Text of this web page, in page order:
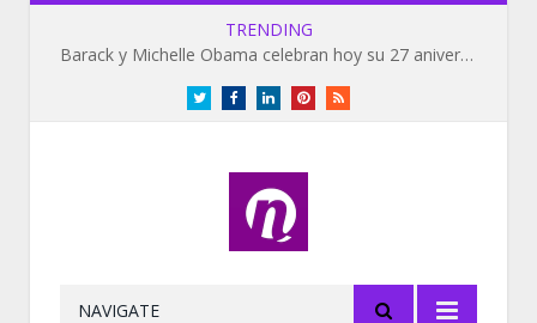
TRENDING
Barack y Michelle Obama celebran hoy su 27 aniversario de bodas
TwitterFacebookLinkedInPinterestRSS
NAVIGATE